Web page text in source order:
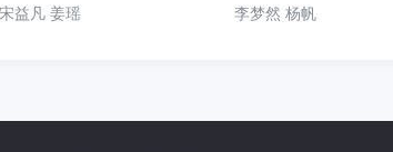
宋益凡 姜瑶
李梦然 杨帆